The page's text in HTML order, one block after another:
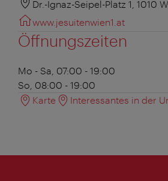
Dr.-Ignaz-Seipel-Platz 1, 1010
www.jesuitenwien1.at
Öffnungszeiten
Mo - Sa, 07:00 - 19:00
So, 08:00 - 19:00
Karte
Interessantes in der